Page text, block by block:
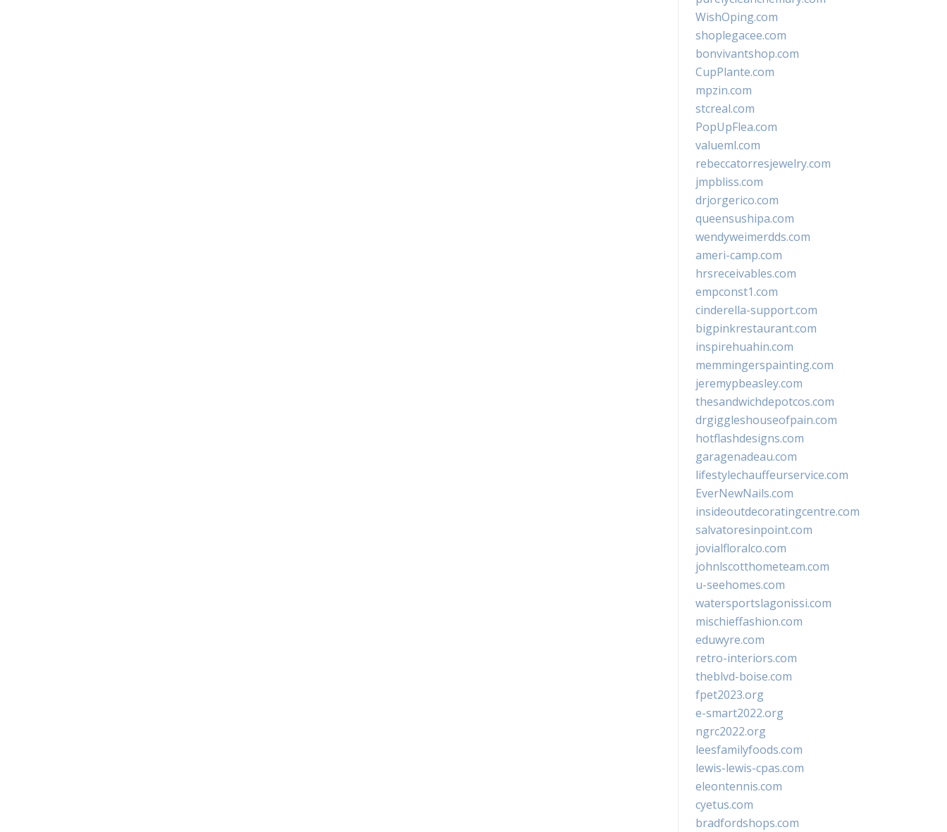
WishOping.com
shoplegacee.com
bonvivantshop.com
CupPlante.com
mpzin.com
stcreal.com
PopUpFlea.com
valueml.com
rebeccatorresjewelry.com
jmpbliss.com
drjorgerico.com
queensushipa.com
wendyweimerdds.com
ameri-camp.com
hrsreceivables.com
empconst1.com
cinderella-support.com
bigpinkrestaurant.com
inspirehuahin.com
memmingerspainting.com
jeremypbeasley.com
thesandwichdepotcos.com
drgiggleshouseofpain.com
hotflashdesigns.com
garagenadeau.com
lifestylechauffeurservice.com
EverNewNails.com
insideoutdecoratingcentre.com
salvatoresinpoint.com
jovialfloralco.com
johnlscotthometeam.com
u-seehomes.com
watersportslagonissi.com
mischieffashion.com
eduwyre.com
retro-interiors.com
theblvd-boise.com
fpet2023.org
e-smart2022.org
ngrc2022.org
leesfamilyfoods.com
lewis-lewis-cpas.com
eleontennis.com
cyetus.com
bradfordshops.com